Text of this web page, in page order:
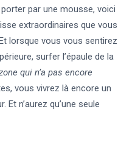
par une mousse, voici
extraordinaires que vous
lorsque vous vous sentirez
surfer l’épaule de la
qui n’a pas encore
vous vivrez là encore un
n’aurez qu’une seule